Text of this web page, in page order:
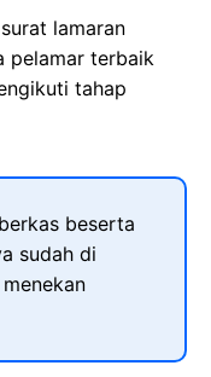
lamaran
pelamar terbaik
tahap
beserta
sudah di